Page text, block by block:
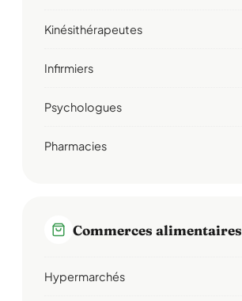
Kinésithérapeutes
Infirmiers
Psychologues
Pharmacies
Commerces alimentaires
Hypermarchés